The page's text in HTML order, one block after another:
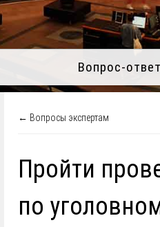
Вопрос-ответ
← Вопросы экспертам
Пройти
по